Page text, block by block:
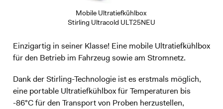
Mobile Ultratiefkühlbox
Stirling Ultracold ULT25NEU
Einzigartig in seiner Klasse! Eine mobile Ultratiefkühlbox
für den Betrieb im Fahrzeug sowie am Stromnetz.
Dank der Stirling-Technologie ist es erstmals möglich,
eine portable Ultratiefkühlbox für Temperaturen bis
-86°C für den Transport von Proben herzustellen,